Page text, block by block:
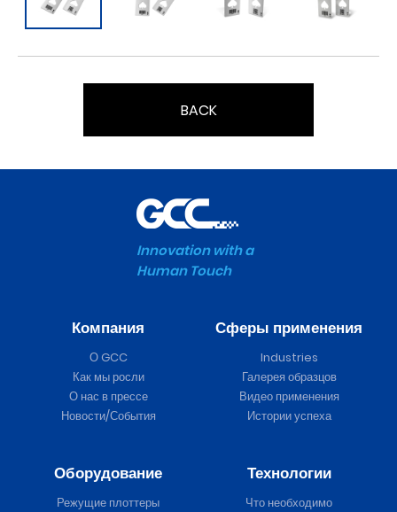
BACK
Innovation with a
Human Touch
Компания
О GCC
Как мы росли
О нас в прессе
Новости/События
Сферы применения
Industries
Галерея образцов
Видео применения
Истории успеха
Оборудование
Режущие плоттеры
Технологии
Что необходимо